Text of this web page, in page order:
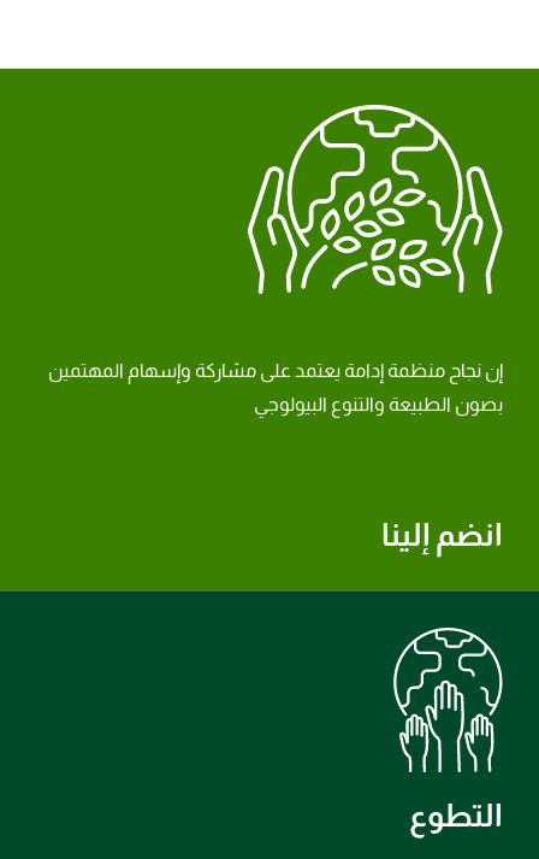
انضم إلينا
إن نجاح منظمة إدامة يعتمد على مشاركة وإسهام المهتمين
بصون الطبيعة والتنوع البيولوجي
التطوع